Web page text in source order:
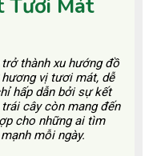
thành xu hướng đồ
vị tươi mát, dễ
hấp dẫn bởi sự kết
cây còn mang đến
cho những ai tìm
mỗi ngày.
Tươi Mát